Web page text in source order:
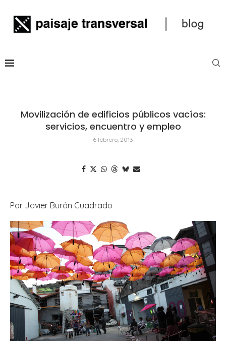
Movilización de edificios públicos vacíos:
servicios, encuentro y empleo
6 febrero, 2013
Por Javier Burón Cuadrado